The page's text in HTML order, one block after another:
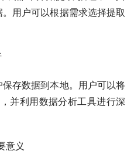
用户可以根据需求选择提取
存数据到本地。用户可以将
并利用数据分析工具进行深
意义